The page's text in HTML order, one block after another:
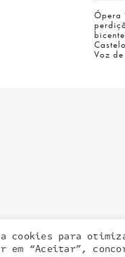
Ópera
Voz
para
em “Aceitar”,